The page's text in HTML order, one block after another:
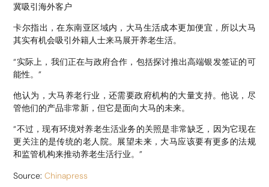
冀吸引海外客户
卡尔指出，在东南亚区域内，大马生活成本更加便宜，所以大马
其实有机会吸引外籍人士来马展开养老生活。
“实际上，我们正在与政府合作，包括探讨推出高端银发签证的可
能性。”
他认为，大马养老行业，还需要政府机构的大量支持。他说，尽
管他们的产品非常新，但它是面向大马的未来。
“不过，现有环境对养老生活业务的关照是非常缺乏，因为它现在
更关注的是传统的老人院。展望未来，大马应该要有更多的法规
和监管机构来推动养老生活行业。”
Source:Chinapress